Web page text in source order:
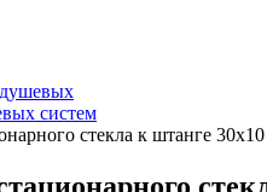
систем
стекла к штанге 30х10